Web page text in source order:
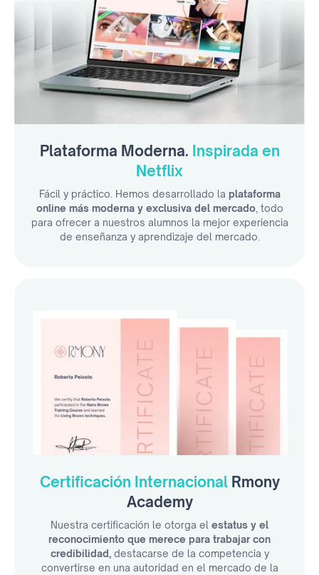
Plataforma Moderna. Inspirada en
Netflix
Fácil y práctico. Hemos desarrollado la plataforma
online más moderna y exclusiva del mercado, todo
para ofrecer a nuestros alumnos la mejor experiencia
de enseñanza y aprendizaje del mercado.
Certificación Internacional Rmony
Academy
Nuestra certificación le otorga el estatus y el
reconocimiento que merece para trabajar con
credibilidad, destacarse de la competencia y
convertirse en una autoridad en el mercado de la